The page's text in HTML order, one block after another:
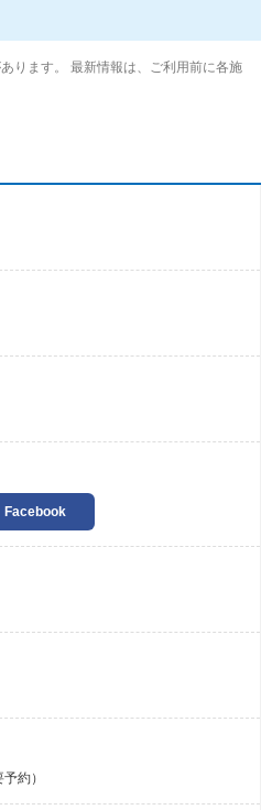
ります。 最新情報は、ご利用前に各施
Facebook
約）